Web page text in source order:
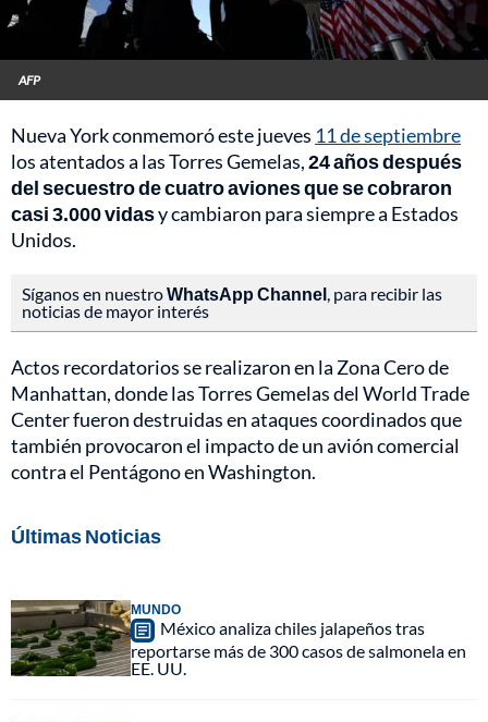
AFP
Nueva York conmemoró este jueves 11 de septiembre
los atentados a las Torres Gemelas,24 años después
del secuestro de cuatro aviones que se cobraron
casi 3.000 vidasy cambiaron para siempre a Estados
Unidos.
Síganos en nuestroWhatsApp Channel, para recibir las
noticias de mayor interés
Actos recordatorios se realizaron en la Zona Cero de
Manhattan, donde las Torres Gemelas del World Trade
Center fueron destruidas en ataques coordinados que
también provocaron el impacto de un avión comercial
contra el Pentágono en Washington.
Últimas Noticias
MUNDO
México analiza chiles jalapeños tras
reportarse más de 300 casos de salmonela en
EE. UU.